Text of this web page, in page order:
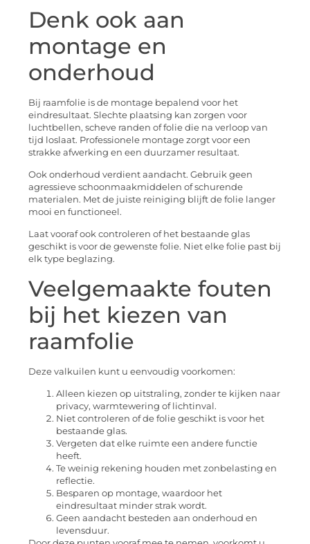
Denk ook aan
montage en
onderhoud
Bij raamfolie is de montage bepalend voor het
eindresultaat. Slechte plaatsing kan zorgen voor
luchtbellen, scheve randen of folie die na verloop van
tijd loslaat. Professionele montage zorgt voor een
strakke afwerking en een duurzamer resultaat.
Ook onderhoud verdient aandacht. Gebruik geen
agressieve schoonmaakmiddelen of schurende
materialen. Met de juiste reiniging blijft de folie langer
mooi en functioneel.
Laat vooraf ook controleren of het bestaande glas
geschikt is voor de gewenste folie. Niet elke folie past bij
elk type beglazing.
Veelgemaakte fouten
bij het kiezen van
raamfolie
Deze valkuilen kunt u eenvoudig voorkomen:
Alleen kiezen op uitstraling, zonder te kijken naar
privacy, warmtewering of lichtinval.
Niet controleren of de folie geschikt is voor het
bestaande glas.
Vergeten dat elke ruimte een andere functie
heeft.
Te weinig rekening houden met zonbelasting en
reflectie.
Besparen op montage, waardoor het
eindresultaat minder strak wordt.
Geen aandacht besteden aan onderhoud en
levensduur.